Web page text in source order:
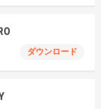
ダウンロード